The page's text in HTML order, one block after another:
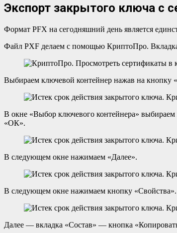
Экспорт закрытого ключа с
Формат PFX на сегодняшний день является
Файл PXF делаем с помощью КриптоПро.
Выбираем ключевой контейнер нажав на кнопку
В окне «Выбор ключевого контейнера» выбираем
«ОК».
В следующем окне нажимаем «Далее».
В следующем окне нажимаем кнопку «Свойства».
Далее — вкладка «Состав» — кнопка